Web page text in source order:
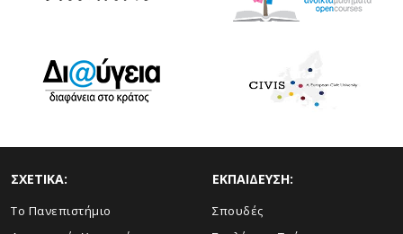
ΣΧΕΤΙΚΑ:
Το Πανεπιστήμιο
ΕΚΠΑΙΔΕΥΣΗ:
Σπουδές